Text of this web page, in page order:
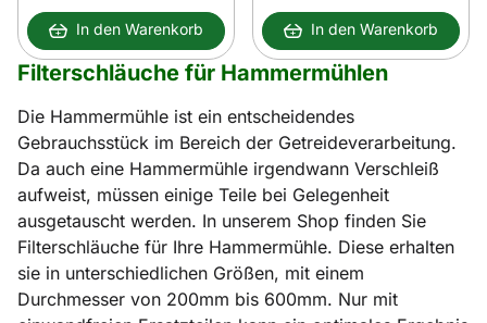
In den Warenkorb In den Warenkorb
Filterschläuche für Hammermühlen
Die Hammermühle ist ein entscheidendes
Gebrauchsstück im Bereich der Getreideverarbeitung.
Da auch eine Hammermühle irgendwann Verschleiß
aufweist, müssen einige Teile bei Gelegenheit
ausgetauscht werden. In unserem Shop finden Sie
Filterschläuche für Ihre Hammermühle. Diese erhalten
sie in unterschiedlichen Größen, mit einem
Durchmesser von 200mm bis 600mm. Nur mit